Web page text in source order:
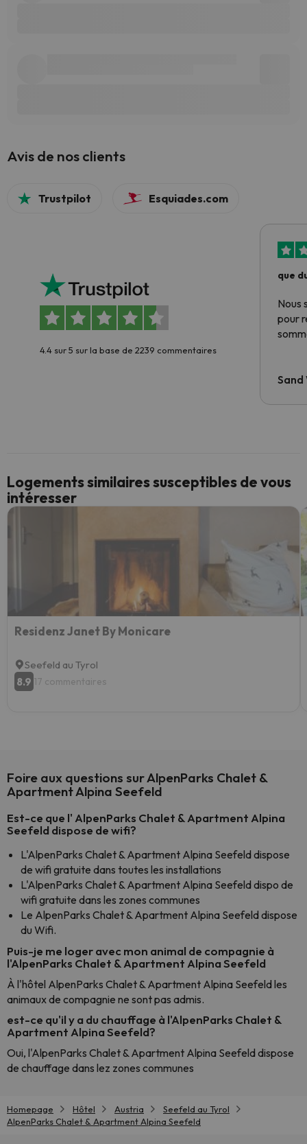
Avis de nos clients
Trustpilot Esquiades.com
4.4 sur 5 sur la base de 2239 commentaires
que
Nous
pour
Sand
Logements similaires susceptibles de vous
intéresser
Residenz Janet By Monicare
Seefeld au Tyrol
8.9 17 commentaires
Foire aux questions sur AlpenParks Chalet &
Apartment Alpina Seefeld
Est-ce que l' AlpenParks Chalet & Apartment Alpina
Seefeld dispose de wifi?
L'AlpenParks Chalet & Apartment Alpina Seefeld dispose
de wifi gratuite dans toutes les installations
L'AlpenParks Chalet & Apartment Alpina Seefeld dispo de
wifi gratuite dans les zones communes
Le AlpenParks Chalet & Apartment Alpina Seefeld dispose
du Wifi.
Puis-je me loger avec mon animal de compagnie à
l'AlpenParks Chalet & Apartment Alpina Seefeld
À l'hôtel AlpenParks Chalet & Apartment Alpina Seefeld les
animaux de compagnie ne sont pas admis.
est-ce qu'il y a du chauffage à l'AlpenParks Chalet &
Apartment Alpina Seefeld?
Oui, l'AlpenParks Chalet & Apartment Alpina Seefeld dispose
de chauffage dans lez zones communes
Homepage Hôtel Austria
Seefeld au Tyrol
AlpenParks Chalet & Apartment Alpina Seefeld